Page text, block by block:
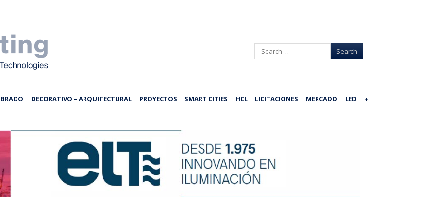
Search
DECORATIVO – ARQUITECTURAL PROYECTOS SMART CITIES HCL LICITACIONES MERCADO LED +